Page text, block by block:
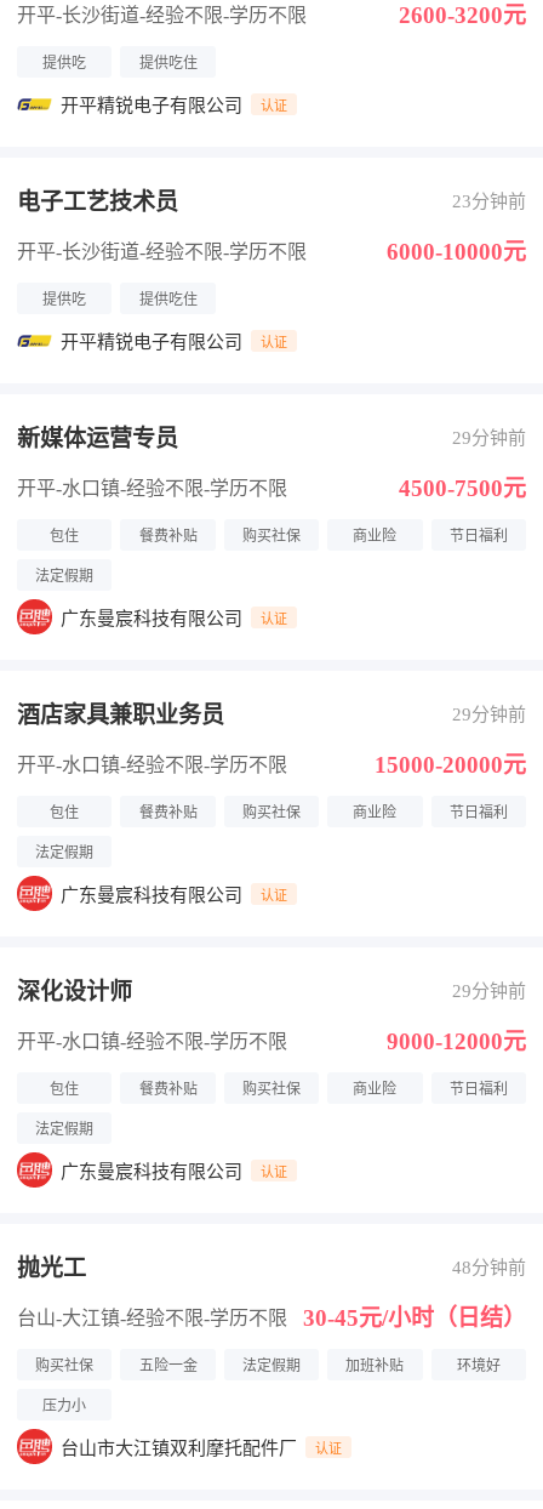
开平-长沙街道-经验不限-学历不限 2600-3200元
提供吃 提供吃住
开平精锐电子有限公司 认证
电子工艺技术员 23分钟前
开平-长沙街道-经验不限-学历不限 6000-10000元
提供吃 提供吃住
开平精锐电子有限公司 认证
新媒体运营专员 29分钟前
开平-水口镇-经验不限-学历不限 4500-7500元
包住 餐费补贴 购买社保 商业险 节日福利
法定假期
广东曼宸科技有限公司 认证
酒店家具兼职业务员 29分钟前
开平-水口镇-经验不限-学历不限 15000-20000元
包住 餐费补贴 购买社保 商业险 节日福利
法定假期
广东曼宸科技有限公司 认证
深化设计师 29分钟前
开平-水口镇-经验不限-学历不限 9000-12000元
包住 餐费补贴 购买社保 商业险 节日福利
法定假期
广东曼宸科技有限公司 认证
抛光工 48分钟前
台山-大江镇-经验不限-学历不限 30-45元/小时（日结）
购买社保 五险一金 法定假期 加班补贴 环境好
压力小
台山市大江镇双利摩托配件厂 认证